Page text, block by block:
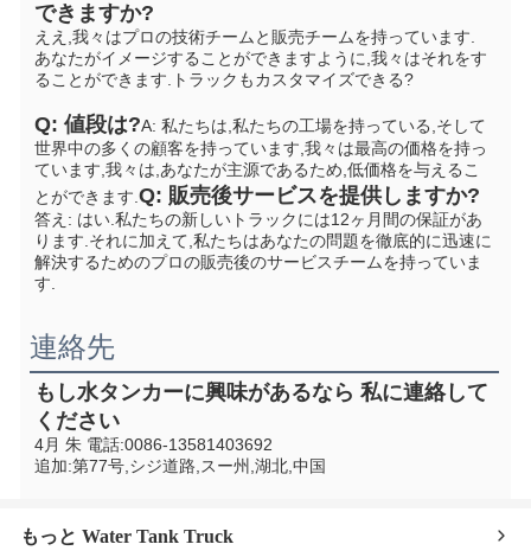
できますか?
ええ,我々はプロの技術チームと販売チームを持っています.
あなたがイメージすることができますように,我々はそれをす
ることができます.
トラックもカスタマイズできる?
Q: 値段は?A: 私たちは,私たちの工場を持っている,そして
世界中の多くの顧客を持っています,我々は最高の価格を持っ
ています,我々は,あなたが主源であるため,低価格を与えるこ
とができます. Q: 販売後サービスを提供しますか?
答え: はい.私たちの新しいトラックには12ヶ月間の保証があ
ります.それに加えて,私たちはあなたの問題を徹底的に迅速に
解決するためのプロの販売後のサービスチームを持っていま
す.
連絡先
もし水タンカーに興味があるなら 私に連絡して
ください
4月 朱 電話:0086-13581403692
追加:第77号,シジ道路,スー州,湖北,中国
もっと Water Tank Truck